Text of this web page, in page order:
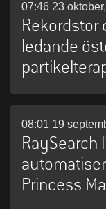
07:46 23
Rekordstor
ledande
08:01 19
RaySearch
Princess